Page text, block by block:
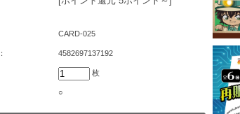
CARD-025
4582697137192
枚
○